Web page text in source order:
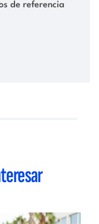
de referencia